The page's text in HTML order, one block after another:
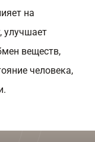
на
улучшает
веществ,
человека,